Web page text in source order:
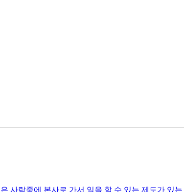
사람중에 본사로 가서 일을 할 수 있는 제도가 있